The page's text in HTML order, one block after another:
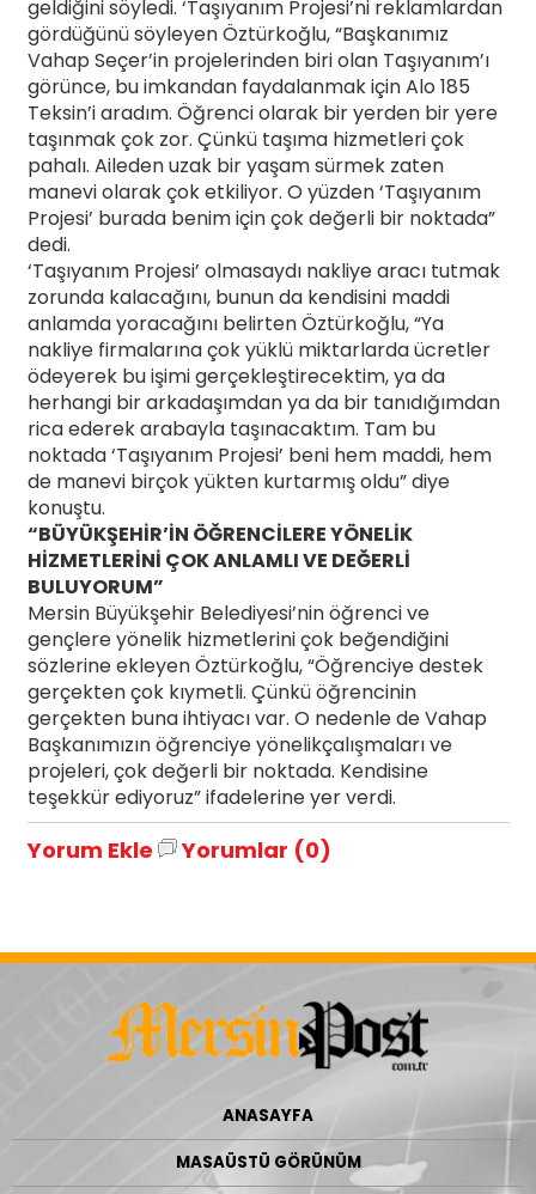
geldiğini söyledi. ‘Taşıyanım Projesi’ni reklamlardan
gördüğünü söyleyen Öztürkoğlu, “Başkanımız
Vahap Seçer’in projelerinden biri olan Taşıyanım’ı
görünce, bu imkandan faydalanmak için Alo 185
Teksin’i aradım. Öğrenci olarak bir yerden bir yere
taşınmak çok zor. Çünkü taşıma hizmetleri çok
pahalı. Aileden uzak bir yaşam sürmek zaten
manevi olarak çok etkiliyor. O yüzden ‘Taşıyanım
Projesi’ burada benim için çok değerli bir noktada”
dedi.
‘Taşıyanım Projesi’ olmasaydı nakliye aracı tutmak
zorunda kalacağını, bunun da kendisini maddi
anlamda yoracağını belirten Öztürkoğlu, “Ya
nakliye firmalarına çok yüklü miktarlarda ücretler
ödeyerek bu işimi gerçekleştirecektim, ya da
herhangi bir arkadaşımdan ya da bir tanıdığımdan
rica ederek arabayla taşınacaktım. Tam bu
noktada ‘Taşıyanım Projesi’ beni hem maddi, hem
de manevi birçok yükten kurtarmış oldu” diye
konuştu.
“BÜYÜKŞEHİR’İN ÖĞRENCİLERE YÖNELİK
HİZMETLERİNİ ÇOK ANLAMLI VE DEĞERLİ
BULUYORUM”
Mersin Büyükşehir Belediyesi’nin öğrenci ve
gençlere yönelik hizmetlerini çok beğendiğini
sözlerine ekleyen Öztürkoğlu, “Öğrenciye destek
gerçekten çok kıymetli. Çünkü öğrencinin
gerçekten buna ihtiyacı var. O nedenle de Vahap
Başkanımızın öğrenciye yönelikçalışmaları ve
projeleri, çok değerli bir noktada. Kendisine
teşekkür ediyoruz” ifadelerine yer verdi.
Yorum Ekle Yorumlar (0)
ANASAYFA
MASAÜSTÜ GÖRÜNÜM